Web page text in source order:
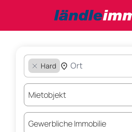
Hard